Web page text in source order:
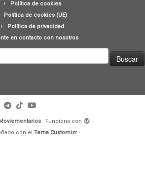
Política de cookies
Política de cookies (UE)
Política de privacidad
en contacto con nosotros
· Funciona con
·
con el Tema Customizr·